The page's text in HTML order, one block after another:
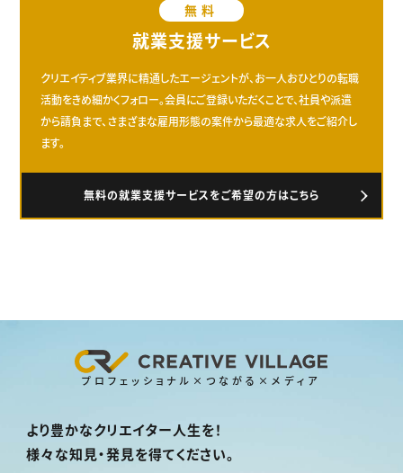
無料
就業支援サービス
クリエイティブ業界に精通したエージェントが、お一人おひとりの転職
活動をきめ細かくフォロー。会員にご登録いただくことで、社員や派遣
から請負まで、さまざまな雇用形態の案件から最適な求人をご紹介し
ます。
無料の就業支援サービスをご希望の方はこちら
プロフェッショナル×つながる×メディア
より豊かなクリエイター人生を！
様々な知見・発見を得てください。